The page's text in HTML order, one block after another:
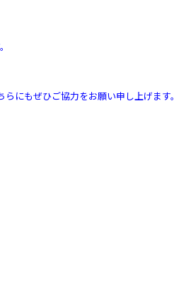
にもぜひご協力をお願い申し上げます。